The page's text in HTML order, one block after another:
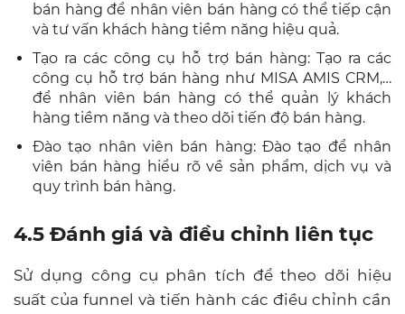
bán hàng để nhân viên bán hàng có thể tiếp cận
và tư vấn khách hàng tiềm năng hiệu quả.
Tạo ra các công cụ hỗ trợ bán hàng: Tạo ra các
công cụ hỗ trợ bán hàng như MISA AMIS CRM,…
để nhân viên bán hàng có thể quản lý khách
hàng tiềm năng và theo dõi tiến độ bán hàng.
Đào tạo nhân viên bán hàng: Đào tạo để nhân
viên bán hàng hiểu rõ về sản phẩm, dịch vụ và
quy trình bán hàng.
4.5 Đánh giá và điều chỉnh liên tục
Sử dụng công cụ phân tích để theo dõi hiệu
suất của funnel và tiến hành các điều chỉnh cần